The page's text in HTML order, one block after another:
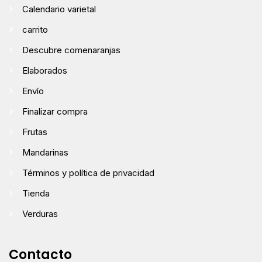
Calendario varietal
carrito
Descubre comenaranjas
Elaborados
Envío
Finalizar compra
Frutas
Mandarinas
Términos y política de privacidad
Tienda
Verduras
Contacto